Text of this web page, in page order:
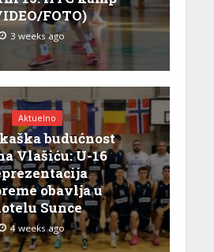
FOTO)
3 weeks ago
Aktuelno
budućnost
Vlašiću: U-16
obavlja u
Sunce
4 weeks ago